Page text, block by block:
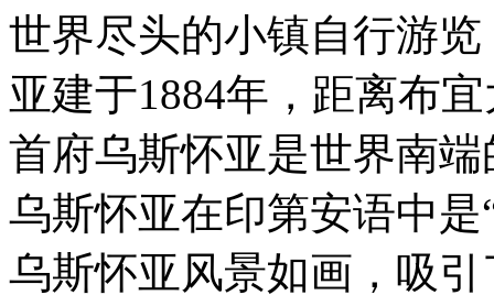
世界尽头的小镇自行游
亚建于1884年，距离布
首府乌斯怀亚是世界南
乌斯怀亚在印第安语中
乌斯怀亚风景如画，吸